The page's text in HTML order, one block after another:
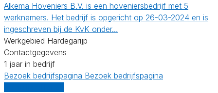
Alkema Hoveniers B.V. is een hoveniersbedrijf met 5
werknemers. Het bedrijf is opgericht op 26-03-2024 en is
ingeschreven bij de KvK onder…
Werkgebied Hardegarijp
Contactgegevens
1 jaar in bedrijf
Bezoek bedrijfspagina Bezoek bedrijfspagina